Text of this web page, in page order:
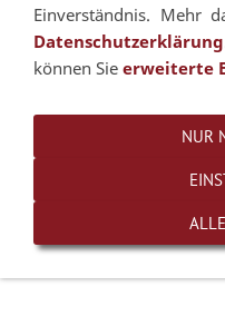
Einverständnis. Mehr
Datenschutzerklärung
können Sie erweiterte
NUR